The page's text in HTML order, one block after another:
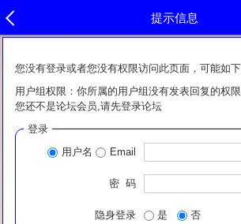
提示信息
您没有登录或者您没有权限访问此页面，可能如
用户组权限：你所属的用户组没有发表回复的权
您还不是论坛会员,请先登录论坛
登录
用户名
Email
密 码
隐身登录 是 否